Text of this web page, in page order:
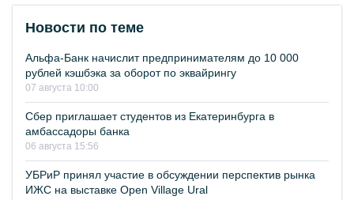
Новости по теме
Альфа-Банк начислит предпринимателям до 10 000
рублей кэшбэка за оборот по эквайрингу
07 августа 10:00
Сбер приглашает студентов из Екатеринбурга в
амбассадоры банка
06 августа 15:56
УБРиР принял участие в обсуждении перспектив рынка
ИЖС на выставке Open Village Ural